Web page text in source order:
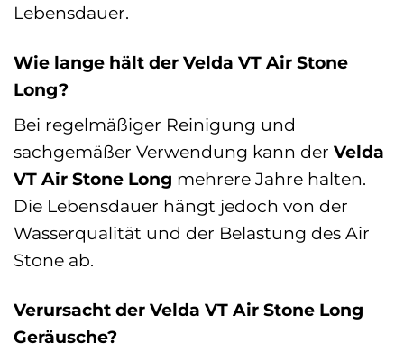
Lebensdauer.
Wie lange hält der Velda VT Air Stone
Long?
Bei regelmäßiger Reinigung und
sachgemäßer Verwendung kann der Velda
VT Air Stone Long mehrere Jahre halten.
Die Lebensdauer hängt jedoch von der
Wasserqualität und der Belastung des Air
Stone ab.
Verursacht der Velda VT Air Stone Long
Geräusche?